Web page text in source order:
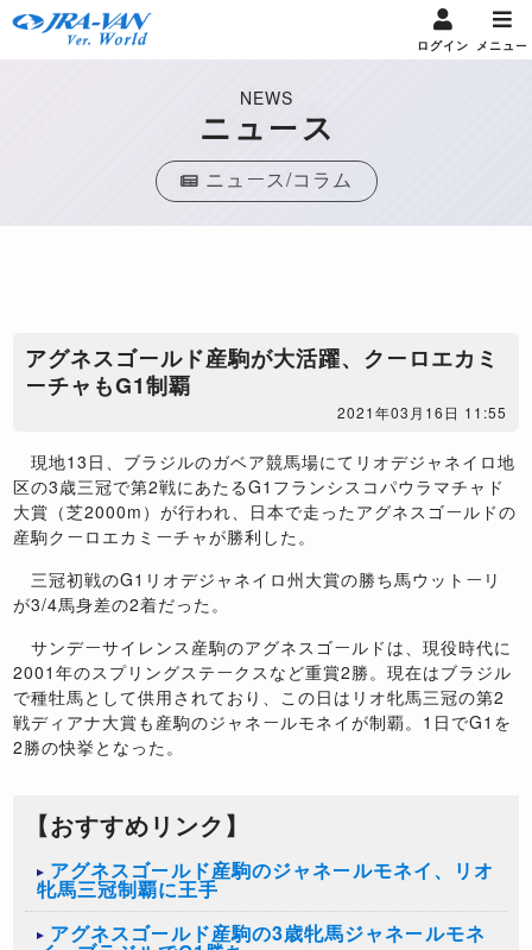
ログイン メニュー
NEWS
ニュース
ニュース/コラム
アグネスゴールド産駒が大活躍、クーロエカミ
ーチャもG1制覇
2021年03月16日 11:55
現地13 日、ブラジルのガベア競馬場にてリオデジャネイロ地
区の3歳三冠で第2戦にあたるG1 フランシスコパウラマチャド
大賞（芝2000m ）が行われ、日本で走ったアグネスゴールドの
産駒クーロエカミーチャが勝利した。
三冠初戦のG1 リオデジャネイロ州大賞の勝ち馬ウットーリ
が3/4馬身差の2着だった。
サンデーサイレンス産駒のアグネスゴールドは、現役時代に
2001年のスプリングステークスなど重賞2勝。現在はブラジル
で種牡馬として供用されており、この日はリオ牝馬三冠の第2
戦ディアナ大賞も産駒のジャネールモネイが制覇。 1 日でG1 を
2勝の快挙となった。
【おすすめリンク】
アグネスゴールド産駒のジャネールモネイ、リオ
牝馬三冠制覇に王手
アグネスゴールド産駒の3歳牝馬ジャネールモネ